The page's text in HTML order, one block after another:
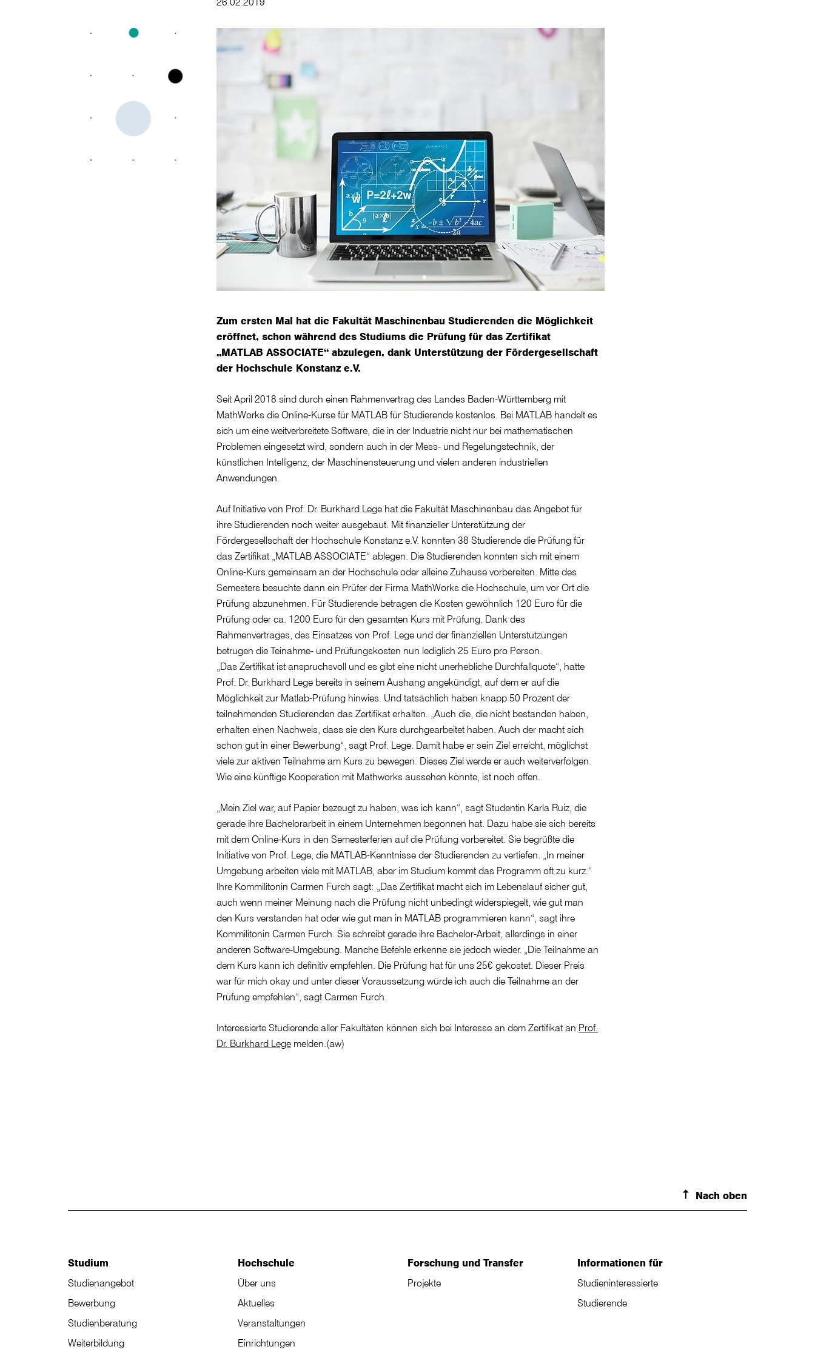
Zum ersten Mal hat die Fakultät Maschinenbau Studierenden die Möglichkeit
eröffnet, schon während des Studiums die Prüfung für das Zertifikat
„MATLAB ASSOCIATE“ abzulegen, dank Unterstützung der Fördergesellschaft
der Hochschule Konstanz e.V.
Seit April 2018 sind durch einen Rahmenvertrag des Landes Baden-Württemberg mit
MathWorks die Online-Kurse für MATLAB für Studierende kostenlos. Bei MATLAB handelt es
sich um eine weitverbreitete Software, die in der Industrie nicht nur bei mathematischen
Problemen eingesetzt wird, sondern auch in der Mess- und Regelungstechnik, der
künstlichen Intelligenz, der Maschinensteuerung und vielen anderen industriellen
Anwendungen.
Auf Initiative von Prof. Dr. Burkhard Lege hat die Fakultät Maschinenbau das Angebot für
ihre Studierenden noch weiter ausgebaut. Mit finanzieller Unterstützung der
Fördergesellschaft der Hochschule Konstanz e.V. konnten 38 Studierende die Prüfung für
das Zertifikat „MATLAB ASSOCIATE“ ablegen. Die Studierenden konnten sich mit einem
Online-Kurs gemeinsam an der Hochschule oder alleine Zuhause vorbereiten. Mitte des
Semesters besuchte dann ein Prüfer der Firma MathWorks die Hochschule, um vor Ort die
Prüfung abzunehmen. Für Studierende betragen die Kosten gewöhnlich 120 Euro für die
Prüfung oder ca. 1200 Euro für den gesamten Kurs mit Prüfung. Dank des
Rahmenvertrages, des Einsatzes von Prof. Lege und der finanziellen Unterstützungen
betrugen die Teinahme- und Prüfungskosten nun lediglich 25 Euro pro Person.
„Das Zertifikat ist anspruchsvoll und es gibt eine nicht unerhebliche Durchfallquote“, hatte
Prof. Dr. Burkhard Lege bereits in seinem Aushang angekündigt, auf dem er auf die
Möglichkeit zur Matlab-Prüfung hinwies. Und tatsächlich haben knapp 50 Prozent der
teilnehmenden Studierenden das Zertifikat erhalten. „Auch die, die nicht bestanden haben,
erhalten einen Nachweis, dass sie den Kurs durchgearbeitet haben. Auch der macht sich
schon gut in einer Bewerbung“, sagt Prof. Lege. Damit habe er sein Ziel erreicht, möglichst
viele zur aktiven Teilnahme am Kurs zu bewegen. Dieses Ziel werde er auch weiterverfolgen.
Wie eine künftige Kooperation mit Mathworks aussehen könnte, ist noch offen.
„Mein Ziel war, auf Papier bezeugt zu haben, was ich kann“, sagt Studentin Karla Ruiz, die
gerade ihre Bachelorarbeit in einem Unternehmen begonnen hat. Dazu habe sie sich bereits
mit dem Online-Kurs in den Semesterferien auf die Prüfung vorbereitet. Sie begrüßte die
Initiative von Prof. Lege, die MATLAB-Kenntnisse der Studierenden zu vertiefen. „In meiner
Umgebung arbeiten viele mit MATLAB, aber im Studium kommt das Programm oft zu kurz.“
Ihre Kommilitonin Carmen Furch sagt: „Das Zertifikat macht sich im Lebenslauf sicher gut,
auch wenn meiner Meinung nach die Prüfung nicht unbedingt widerspiegelt, wie gut man
den Kurs verstanden hat oder wie gut man in MATLAB programmieren kann“, sagt ihre
Kommilitonin Carmen Furch. Sie schreibt gerade ihre Bachelor-Arbeit, allerdings in einer
anderen Software-Umgebung. Manche Befehle erkenne sie jedoch wieder. „Die Teilnahme an
dem Kurs kann ich definitiv empfehlen. Die Prüfung hat für uns 25€ gekostet. Dieser Preis
war für mich okay und unter dieser Voraussetzung würde ich auch die Teilnahme an der
Prüfung empfehlen“, sagt Carmen Furch.
Interessierte Studierende aller Fakultäten können sich bei Interesse an dem Zertifikat an Prof.
Dr. Burkhard Lege melden.(aw)
Nach oben
Studium
Studienangebot
Bewerbung
Studienberatung
Weiterbildung
Hochschule
Über uns
Aktuelles
Veranstaltungen
Einrichtungen
Forschung und Transfer
Projekte
Informationen für
Studieninteressierte
Studierende